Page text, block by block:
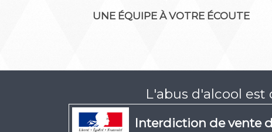
UNE ÉQUIPE À VOTRE ÉCOUTE
L'abus d'alcool
Interdiction de vente